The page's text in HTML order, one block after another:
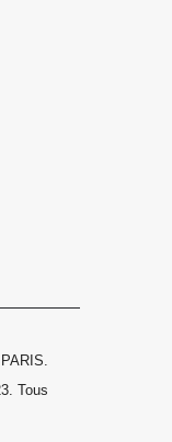
Tous